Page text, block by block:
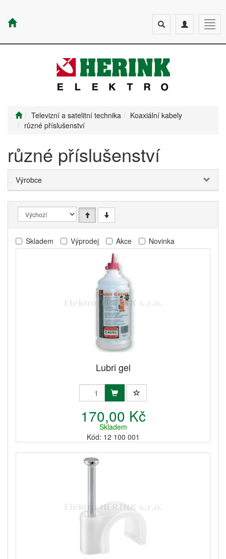
Toggle
navigation
Toggle
search
Televizní a satelitní technika
Koaxiální kabely
různé příslušenství
různé příslušenství
Výrobce
Skladem Výprodej Akce Novinka
Lubri gel
170,00 Kč
Skladem
Kód: 12 100 001